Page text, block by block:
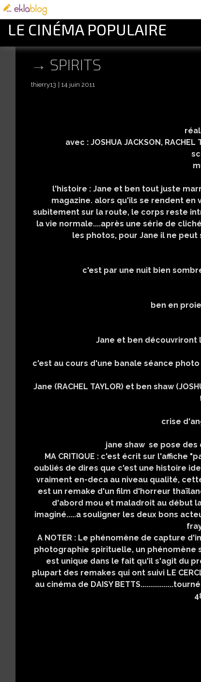
LE CINÉMA POPULAIRE
SPIRITS
thierry13 14 juin 2011
avec : JOSHUA JACKSON, RACHEL
l'histoire : Jane et ben tout juste
magazine. alors qu'ils se rendent en
subitement sur la route, le corps reste
la vie normale....après une série de
les photos, pour Jane il ne
c'est par une nuit bien
ben en
Jane et ben découvriront
c'est au cours d'une banale séance
Jane (RACHEL TAYLOR) et ben shaw
crise
jane shaw se pose
MA CRITIQUE : c'est écrit sur l'affiche
oubliés de dires que c'est une histoire
vraiment en-deca au niveau qualité,
est un remake d'un film d'horreur
d'abord mou et maladroit au début
imaginé.....a souligner les deux bons
A NOTER : Le phénomène de capture
photographie spirituelle, un phénomène
est unique dans le fait qu'il s'agit du
plupart des remakes qui ont suivi LE
au cinéma de DAISY